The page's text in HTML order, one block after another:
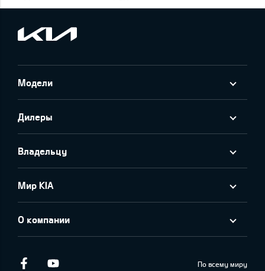
Модели
Дилеры
Владельцу
Мир KIA
О компании
Facebook По всему миру